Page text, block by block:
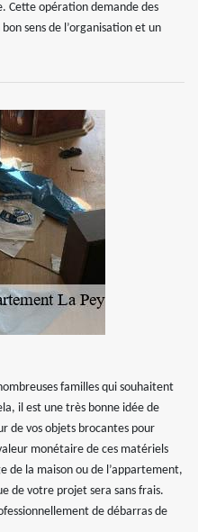
Cette opération demande des
sens de l’organisation et un
familles qui souhaitent
il est une très bonne idée de
de vos objets brocantes pour
monétaire de ces matériels
de la maison ou de l’appartement,
de votre projet sera sans frais.
de débarras de